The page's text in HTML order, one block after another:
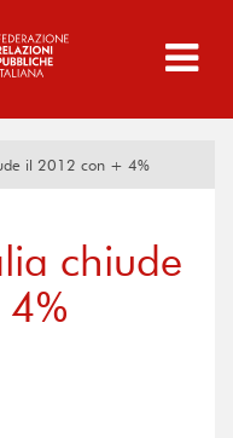
il 2012 con + 4%
chiude